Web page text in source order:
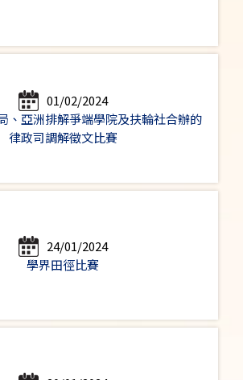
01/02/2024
、亞洲排解爭端學院及扶輪社合辦的
律政司調解徵文比賽
24/01/2024
學界田徑比賽